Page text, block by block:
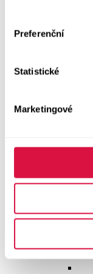
Preferenční
Statistické
Marketingové